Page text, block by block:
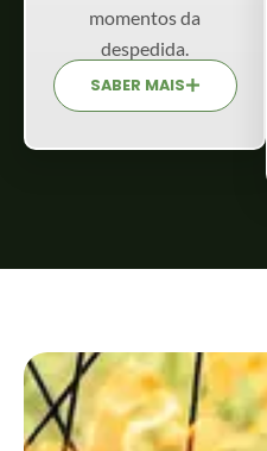
momentos da
despedida.
SABER MAIS